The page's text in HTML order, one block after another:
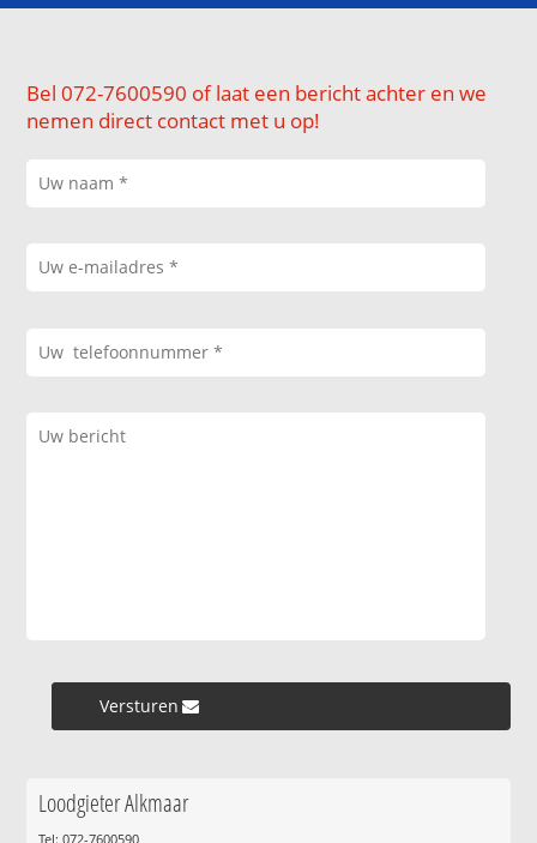
Bel 072-7600590 of laat een bericht achter en we
nemen direct contact met u op!
Versturen »
Loodgieter Alkmaar
Tel: 072-7600590